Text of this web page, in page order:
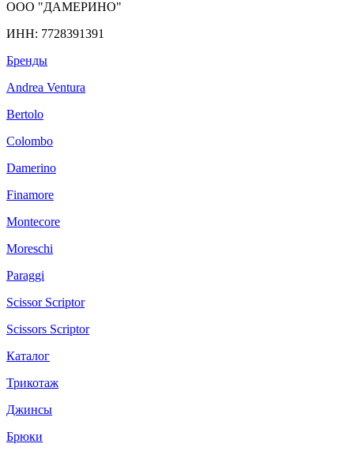
ООО "ДАМЕРИНО"
ИНН: 7728391391
Бренды
Andrea Ventura
Bertolo
Colombo
Damerino
Finamore
Montecore
Moreschi
Paraggi
Scissor Scriptor
Scissors Scriptor
Каталог
Трикотаж
Джинсы
Брюки